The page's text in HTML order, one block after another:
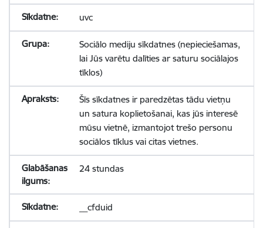
uvc
Sociālo mediju sīkdatnes (nepieciešamas,
lai Jūs varētu dalīties ar saturu sociālajos
tīklos)
Šīs sīkdatnes ir paredzētas tādu vietņu
un satura koplietošanai, kas jūs interesē
mūsu vietnē, izmantojot trešo personu
sociālos tīklus vai citas vietnes.
24 stundas
__cfduid